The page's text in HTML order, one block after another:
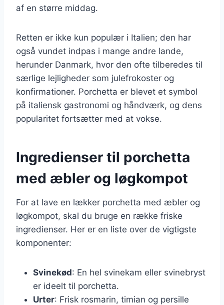
af en større middag.
Retten er ikke kun populær i Italien; den har
også vundet indpas i mange andre lande,
herunder Danmark, hvor den ofte tilberedes til
særlige lejligheder som julefrokoster og
konfirmationer. Porchetta er blevet et symbol
på italiensk gastronomi og håndværk, og dens
popularitet fortsætter med at vokse.
Ingredienser til porchetta
med æbler og løgkompot
For at lave en lækker porchetta med æbler og
løgkompot, skal du bruge en række friske
ingredienser. Her er en liste over de vigtigste
komponenter:
Svinekød: En hel svinekam eller svinebryst
er ideelt til porchetta.
Urter: Frisk rosmarin, timian og persille